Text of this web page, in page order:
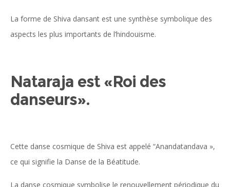
La forme de Shiva dansant est une synthèse symbolique des
aspects les plus importants de l’hindouisme.
Nataraja est «Roi des
danseurs».
Cette danse cosmique de Shiva est appelé “Anandatandava »,
ce qui signifie la Danse de la Béatitude.
La danse cosmique symbolise le renouvellement périodique du